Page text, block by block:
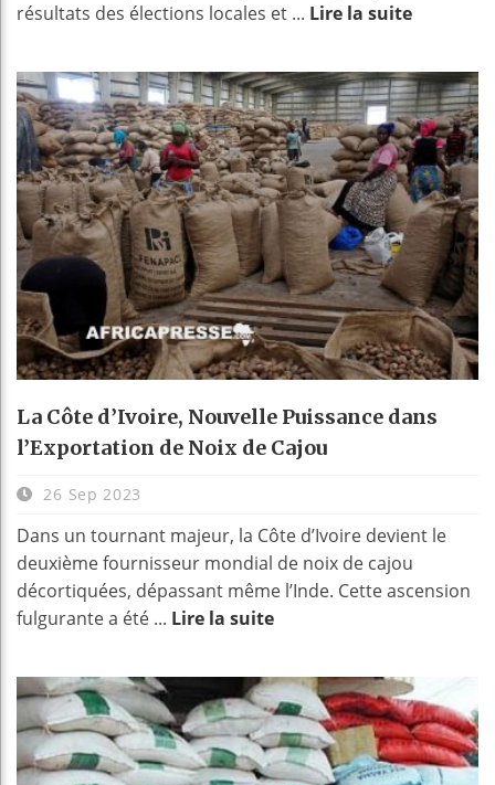
résultats des élections locales et ... Lire la suite
La Côte d’Ivoire, Nouvelle Puissance dans
l’Exportation de Noix de Cajou
26 Sep 2023
Dans un tournant majeur, la Côte d’Ivoire devient le
deuxième fournisseur mondial de noix de cajou
décortiquées, dépassant même l’Inde. Cette ascension
fulgurante a été ... Lire la suite